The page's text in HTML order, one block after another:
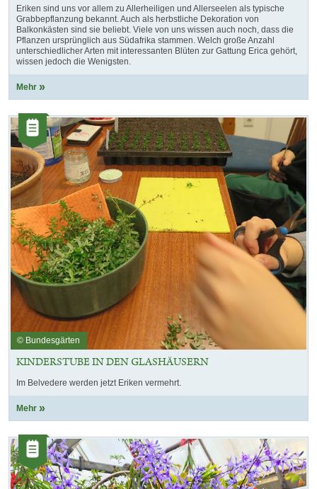
Eriken sind uns vor allem zu Allerheiligen und Allerseelen als typische
Grabbepflanzung bekannt. Auch als herbstliche Dekoration von
Balkonkästen sind sie beliebt. Viele von uns wissen auch noch, dass die
Pflanzen ursprünglich aus Südafrika stammen. Welch große Anzahl
unterschiedlicher Arten mit interessanten Blüten zur Gattung Erica gehört,
wissen jedoch die Wenigsten.
Mehr
Kategorie:
Artikel
© Bundesgärten
KINDERSTUBE IN DEN GLASHÄUSERN
Im Belvedere werden jetzt Eriken vermehrt.
Mehr
Kategorie:
Artikel